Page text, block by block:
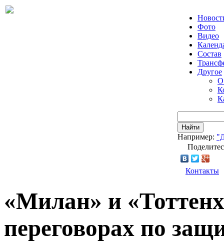
Фото
Видео
Состав
Другое
О
Найти
Например:
Контакты
«Милан» и
переговорах по